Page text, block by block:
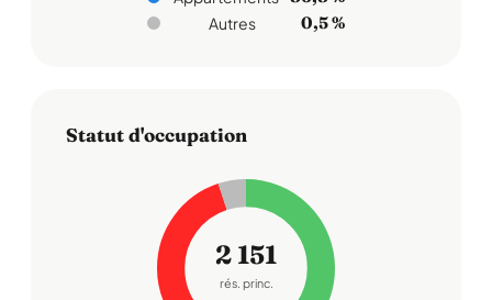
Autres 0,5 %
Statut d'occupation
2 151
rés. princ.